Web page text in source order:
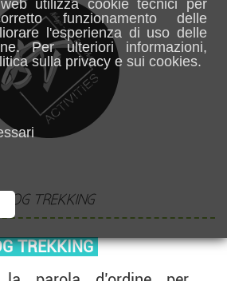
DOG TREKKING
TREKKING
utilizza cookie tecnici per
funzionamento delle
l'esperienza di uso delle
Per ulteriori informazioni,
sulla privacy e sui cookies.